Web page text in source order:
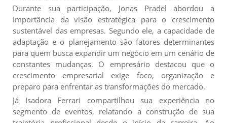
Durante sua participação, Jonas Pradel abordou a
importância da visão estratégica para o crescimento
sustentável das empresas. Segundo ele, a capacidade de
adaptação e o planejamento são fatores determinantes
para quem busca expandir um negócio em um cenário de
constantes mudanças. O empresário destacou que o
crescimento empresarial exige foco, organização e
preparo para enfrentar as transformações do mercado.
Já Isadora Ferrari compartilhou sua experiência no
segmento de eventos, relatando a construção de sua